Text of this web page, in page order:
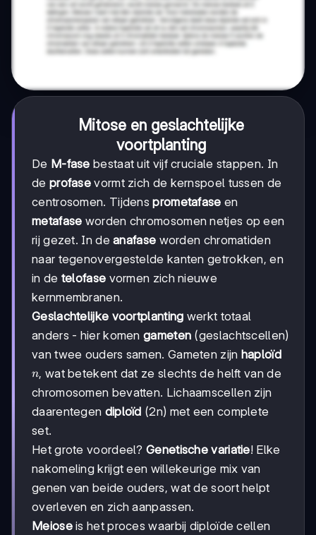
Mitose en geslachtelijke
voortplanting
De M-fase bestaat uit vijf cruciale stappen. In
de profase vormt zich de kernspoel tussen de
centrosomen. Tijdensprometafase en
metafase worden chromosomen netjes op een
rij gezet. In deanafase worden chromatiden
naar tegenovergestelde kanten getrokken, en
in de telofase vormen zich nieuwe
kernmembranen.
Geslachtelijke voortplanting werkt totaal
anders - hier komengameten (geslachtscellen)
van twee ouders samen. Gameten zijn haploïd
n
n, wat betekent dat ze slechts de helft van de
chromosomen bevatten. Lichaamscellen zijn
daarentegen diploïd (2n) met een complete
set.
Het grote voordeel? Genetische variatie! Elke
nakomeling krijgt een willekeurige mix van
genen van beide ouders, wat de soort helpt
overleven en zich aanpassen.
Meioseis het proces waarbij diploïde cellen